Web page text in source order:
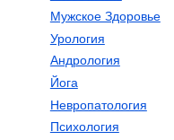
Мужское Здоровье
Урология
Андрология
Йога
Невропатология
Психология